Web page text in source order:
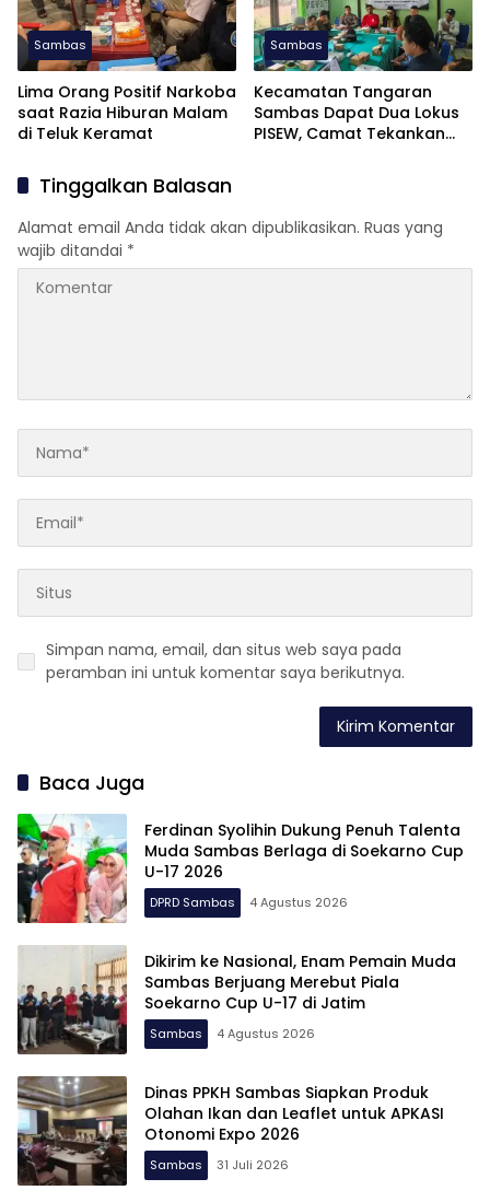
Sambas
Lima Orang Positif Narkoba
saat Razia Hiburan Malam
di Teluk Keramat
Sambas
Kecamatan Tangaran
Sambas Dapat Dua Lokus
PISEW, Camat Tekankan
Tinggalkan Balasan
Alamat email Anda tidak akan dipublikasikan. Ruas yang
wajib ditandai *
Simpan nama, email, dan situs web saya pada
peramban ini untuk komentar saya berikutnya.
Baca Juga
Ferdinan Syolihin Dukung Penuh Talenta
Muda Sambas Berlaga di Soekarno Cup
U-17 2026
DPRD Sambas 4 Agustus 2026
Dikirim ke Nasional, Enam Pemain Muda
Sambas Berjuang Merebut Piala
Soekarno Cup U-17 di Jatim
Sambas 4 Agustus 2026
Dinas PPKH Sambas Siapkan Produk
Olahan Ikan dan Leaflet untuk APKASI
Otonomi Expo 2026
Sambas 31 Juli 2026